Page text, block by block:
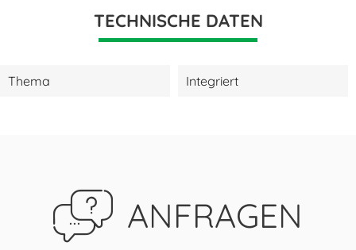
TECHNISCHE DATEN
Thema Integriert
ANFRAGEN